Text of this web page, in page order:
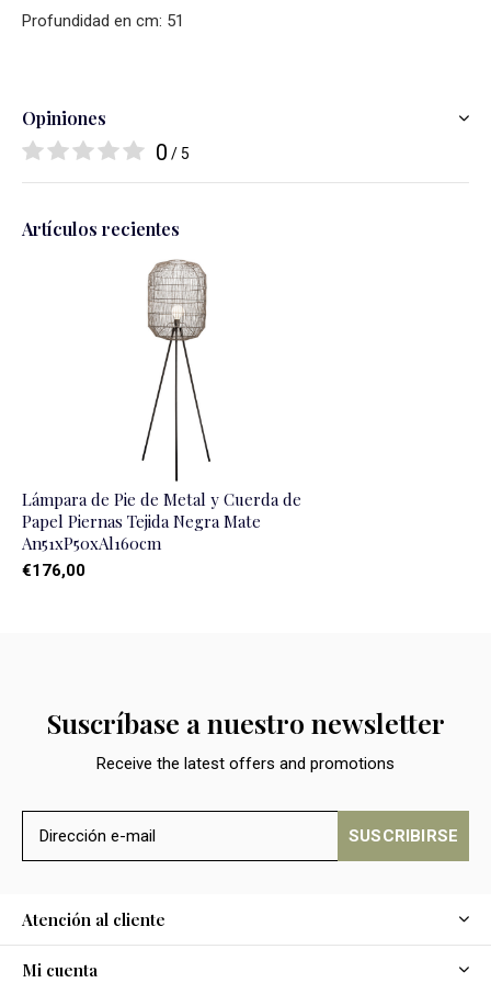
Profundidad en cm: 51
Opiniones
0 / 5
Artículos recientes
Lámpara de Pie de Metal y Cuerda de
Papel Piernas Tejida Negra Mate
An51xP50xAl160cm
€176,00
Suscríbase a nuestro newsletter
Receive the latest offers and promotions
SUSCRIBIRSE
Atención al cliente
Mi cuenta